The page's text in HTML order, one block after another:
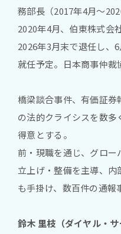
務部長（2017年4月～
2020年4月、伯東株式会
2026年3月末で退任し、
就任予定。日本商事仲裁
橋梁談合事件、有価証券
の法的クライシスを数
得意とする。
前・現職を通じ、グロー
立上げ・整備を主導、
も手掛け、数百件の通報
鈴木 里枝（ダイヤル・